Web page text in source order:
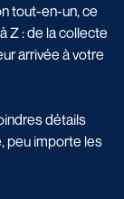
tout-en-un, ce
Z : de la collecte
arrivée à votre
détails
peu importe les